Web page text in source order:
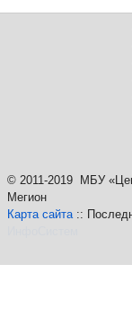
© 2011-2019 МБУ
Мегион
Карта сайта ::